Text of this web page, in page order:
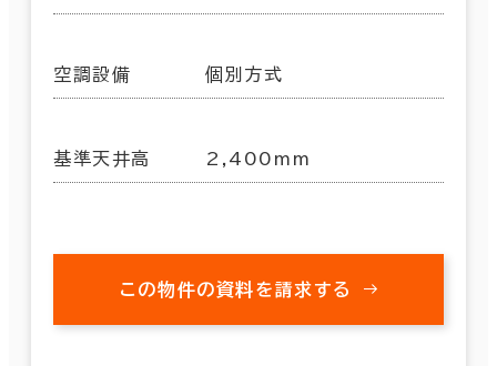
空調設備 個別方式
基準天井高 2,400mm
この物件の資料を請求する